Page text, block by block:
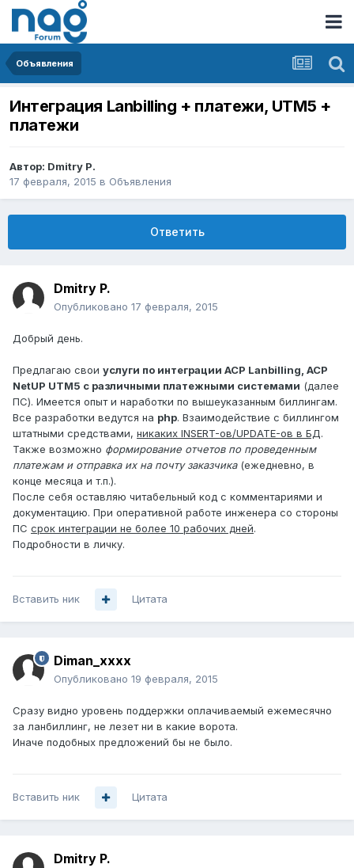
Объявления
Интеграция Lanbilling + платежи, UTM5 +
платежи
Автор: Dmitry P.
17 февраля, 2015 в Объявления
Ответить
Dmitry P.
Опубликовано 17 февраля, 2015
Добрый день.
Предлагаю свои услуги по интеграции АСР Lanbilling, АСР
NetUP UTM5 с различными платежными системами (далее
ПС). Имеется опыт и наработки по вышеуказанным биллингам.
Все разработки ведутся на php. Взаимодействие с биллингом
штатными средствами, никаких INSERT-ов/UPDATE-ов в БД.
Также возможно формирование отчетов по проведенным
платежам и отправка их на почту заказчика(ежедневно, в
конце месяца и т.п.).
После себя оставляю читабельный код с комментариями и
документацию. При оперативной работе инженера со стороны
ПС срок интеграции не более 10 рабочих дней.
Подробности в личку.
Вставить ник Цитата
Diman_xxxx
Опубликовано 19 февраля, 2015
Сразу видно уровень поддержки оплачиваемый ежемесячно
за ланбиллинг, не лезет ни в какие ворота.
Иначе подобных предложений бы не было.
Вставить ник Цитата
Dmitry P.